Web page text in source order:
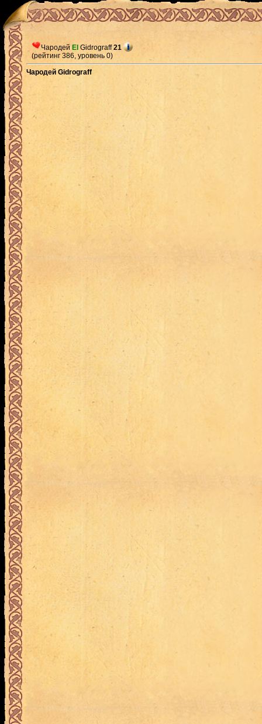
Чародей El Gidrograff21
(рейтинг 386, уровень 0)
Чародей Gidrograff